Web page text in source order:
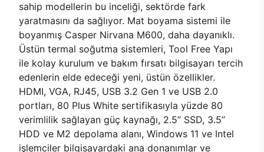
sahip modellerin bu inceliği, sektörde fark
yaratmasını da sağlıyor. Mat boyama sistemi ile
boyanmış Casper Nirvana M600, daha dayanıklı.
Üstün termal soğutma sistemleri, Tool Free Yapı
ile kolay kurulum ve bakım fırsatı bilgisayarı tercih
edenlerin elde edeceği yeni, üstün özellikler.
HDMI, VGA, RJ45, USB 3.2 Gen 1 ve USB 2.0
portları, 80 Plus White sertifikasıyla yüzde 80
verimlilik sağlayan güç kaynağı, 2.5’’ SSD, 3.5’’
HDD ve M2 depolama alanı, Windows 11 ve Intel
işlemciler bilgisayardaki ana donanımlar ve